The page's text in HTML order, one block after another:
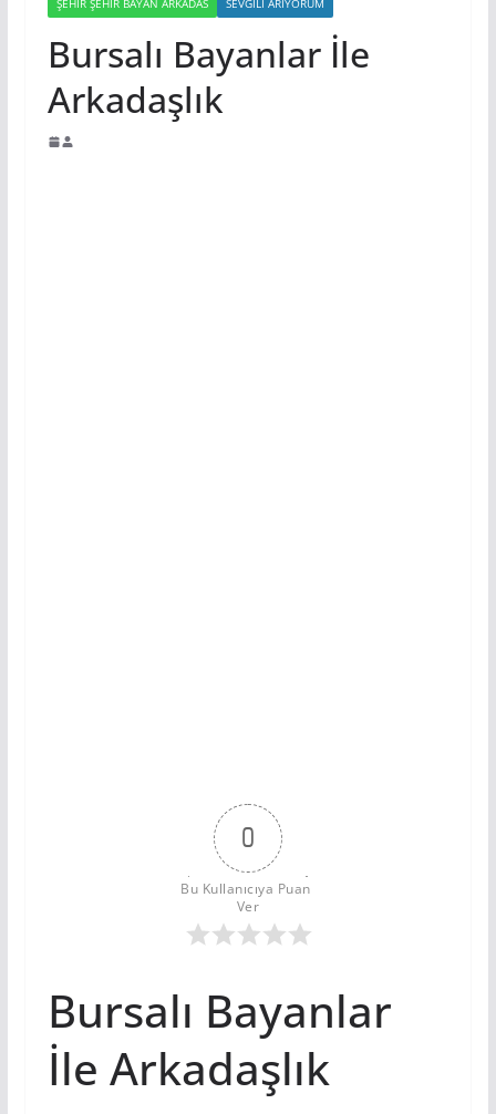
Bursalı Bayanlar İle
Arkadaşlık
0
Bu Kullanıcıya Puan
Ver
Bursalı Bayanlar
İle Arkadaşlık